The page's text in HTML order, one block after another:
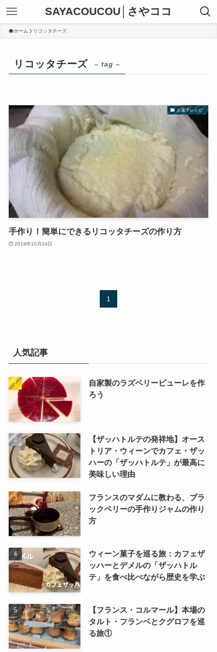
SAYACOUCOU│さやココ
ホーム リコッタチーズ
リコッタチーズ – tag –
お菓子レシピ
手作り！簡単にできるリコッタチーズの作り方
2019年10月24日
1
人気記事
自家製のラズベリーピューレを作
ろう
【ザッハトルテの発祥地】オース
トリア・ウィーンでカフェ・ザッ
ハーの「ザッハトルテ」が最高に
美味しい理由
フランスのマダムに教わる、ブラ
ックベリーの手作りジャムの作り
方
ウィーン菓子を巡る旅：カフェザ
ッハーとデメルの「ザッハトル
テ」を食べ比べながら歴史を学ぶ
【フランス・コルマール】本場の
タルト・フランベとクグロフを巡
る旅①